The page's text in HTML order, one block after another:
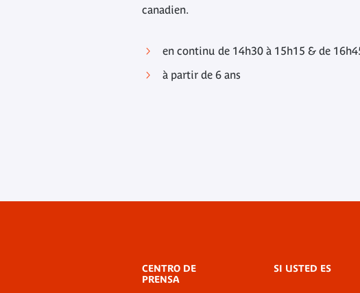
canadien.
en continu de 14h30 à 15h15 & de
à partir de 6 ans
de
pie
CENTRO DE
PRENSA
SI USTED ES